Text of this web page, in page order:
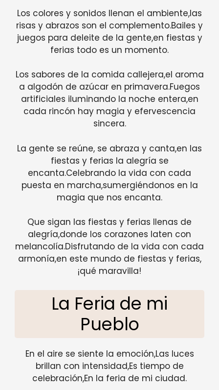
Los colores y sonidos llenan el ambiente,las
risas y abrazos son el complemento.Bailes y
juegos para deleite de la gente,en fiestas y
ferias todo es un momento.
Los sabores de la comida callejera,el aroma
a algodón de azúcar en primavera.Fuegos
artificiales iluminando la noche entera,en
cada rincón hay magia y efervescencia
sincera.
La gente se reúne, se abraza y canta,en las
fiestas y ferias la alegría se
encanta.Celebrando la vida con cada
puesta en marcha,sumergiéndonos en la
magia que nos encanta.
Que sigan las fiestas y ferias llenas de
alegría,donde los corazones laten con
melancolía.Disfrutando de la vida con cada
armonía,en este mundo de fiestas y ferias,
¡qué maravilla!
La Feria de mi
Pueblo
En el aire se siente la emoción,Las luces
brillan con intensidad,Es tiempo de
celebración,En la feria de mi ciudad.